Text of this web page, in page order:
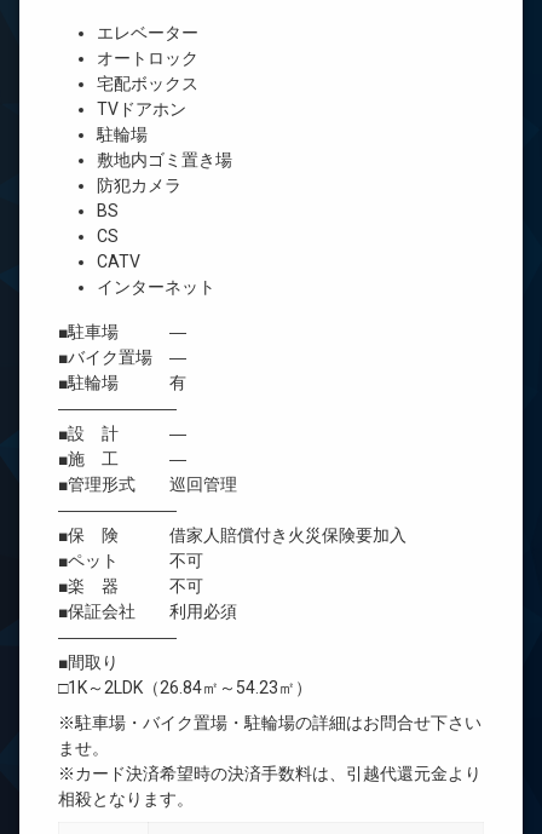
エレベーター
オートロック
宅配ボックス
TVドアホン
駐輪場
敷地内ゴミ置き場
防犯カメラ
BS
CS
CATV
インターネット
■駐車場 ―
■バイク置場 ―
■駐輪場 有
―――――――
■設 計 ―
■施 工 ―
■管理形式 巡回管理
―――――――
■保 険 借家人賠償付き火災保険要加入
■ペット 不可
■楽 器 不可
■保証会社 利用必須
―――――――
■間取り
□1K～2LDK（26.84㎡～54.23㎡）
※駐車場・バイク置場・駐輪場の詳細はお問合せ下さい
ませ。
※カード決済希望時の決済手数料は、引越代還元金より
相殺となります。